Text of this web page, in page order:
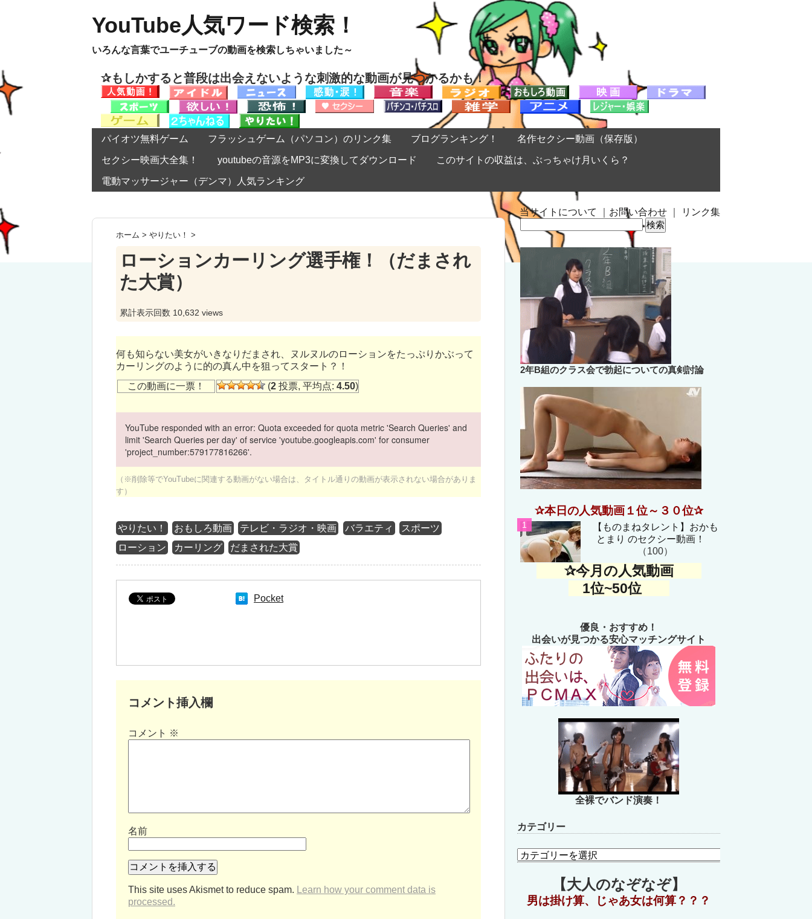
YouTube人気ワード検索！
いろんな言葉でユーチューブの動画を検索しちゃいました～
✰もしかすると普段は出会えないような刺激的な動画が見つかるかも！
パイオツ無料ゲーム フラッシュゲーム（パソコン）のリンク集 ブログランキング！ 名作セクシー動画（保存版）
セクシー映画大全集！ youtubeの音源をMP3に変換してダウンロード このサイトの収益は、ぶっちゃけ月いくら？
電動マッサージャー（デンマ）人気ランキング
当サイトについて お問い合わせ リンク集
ホーム > やりたい！ >
ローションカーリング選手権！（だまされ
た大賞）
累計表示回数 10,632 views
何も知らない美女がいきなりだまされ、ヌルヌルのローションをたっぷりかぶって
カーリングのように的の真ん中を狙ってスタート？！
この動画に一票！
(2 投票, 平均点: 4.50)
YouTube responded with an error: Quota exceeded for quota metric 'Search Queries' and
limit 'Search Queries per day' of service 'youtube.googleapis.com' for consumer
'project_number:579177816266'.
（※削除等でYouTubeに関連する動画がない場合は、タイトル通りの動画が表示されない場合がありま
す）
やりたい！ おもしろ動画 テレビ・ラジオ・映画 バラエティ
スポーツ
ローション
カーリング だまされた大賞
Pocket
コメント挿入欄
コメント ※
名前
This site uses Akismet to reduce spam.
Learn how your comment data is
processed.
検
索:
2年B組のクラス会で勃起についての真剣討論
✰本日の人気動画１位～３０位✰
【ものまねタレント】おかも
とまり のセクシー動画！
（100）
✰今月の人気動画
1位~50位
優良・おすすめ！
出会いが見つかる安心マッチングサイト
全裸でバンド演奏！
カテゴリー
カ
テ
【大人のなぞなぞ】
男は掛け算、じゃあ女は何算？？？